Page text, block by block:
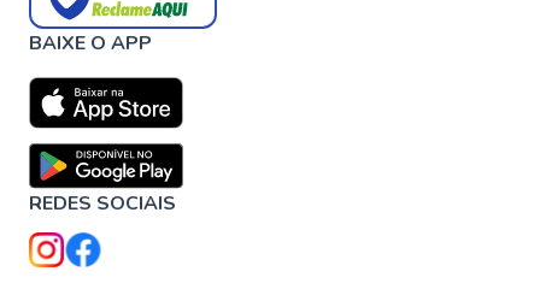
BAIXE O APP
REDES SOCIAIS